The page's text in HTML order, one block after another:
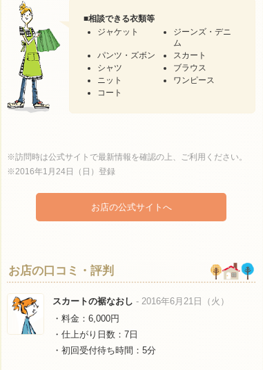
■相談できる衣類等
ジャケット
ジーンズ・デニ
ム
パンツ・ズボン
スカート
シャツ
ブラウス
ニット
ワンピース
コート
※訪問時は公式サイトで最新情報を確認の上、ご利用ください。
※2016年1月24日（日）登録
お店の公式サイトへ
お店の口コミ・評判
スカートの裾なおし - 2016年6月21日（火）
・料金：6,000円
・仕上がり日数：7日
・初回受付待ち時間：5分